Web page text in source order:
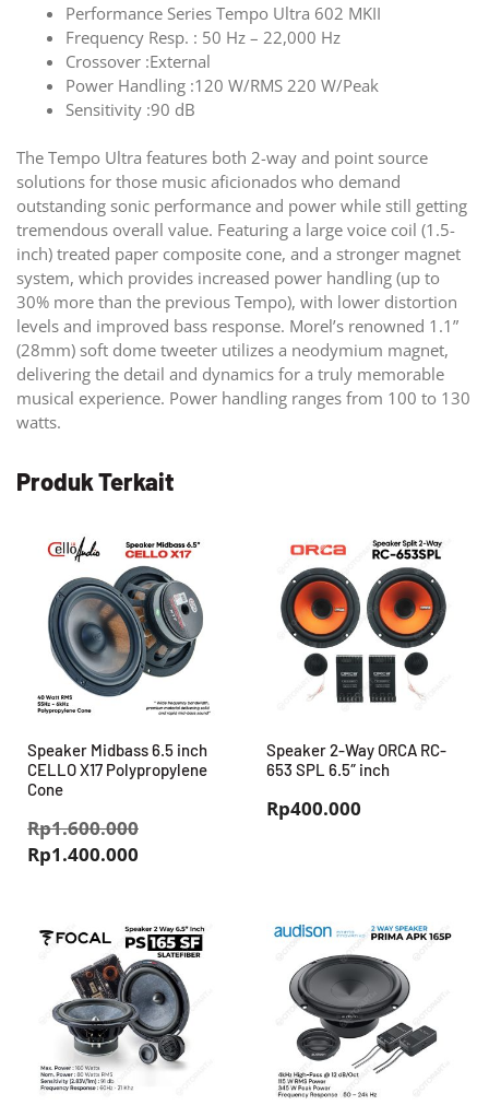
Performance Series Tempo Ultra 602 MKII
Frequency Resp. : 50 Hz – 22,000 Hz
Crossover :External
Power Handling :120 W/RMS 220 W/Peak
Sensitivity :90 dB
The Tempo Ultra features both 2-way and point source
solutions for those music aficionados who demand
outstanding sonic performance and power while still getting
tremendous overall value. Featuring a large voice coil (1.5-
inch) treated paper composite cone, and a stronger magnet
system, which provides increased power handling (up to
30% more than the previous Tempo), with lower distortion
levels and improved bass response. Morel’s renowned 1.1”
(28mm) soft dome tweeter utilizes a neodymium magnet,
delivering the detail and dynamics for a truly memorable
musical experience. Power handling ranges from 100 to 130
watts.
Produk Terkait
Speaker Midbass 6.5 inch
CELLO X17 Polypropylene
Cone
Rp1.600.000
Rp1.400.000
adalah:
Rp1.400.000.
Speaker 2-Way ORCA RC-
653 SPL 6.5″ inch
Rp400.000